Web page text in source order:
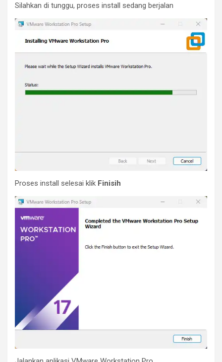
Silahkan di tunggu, proses install sedang berjalan
Proses install selesai klik Finisih